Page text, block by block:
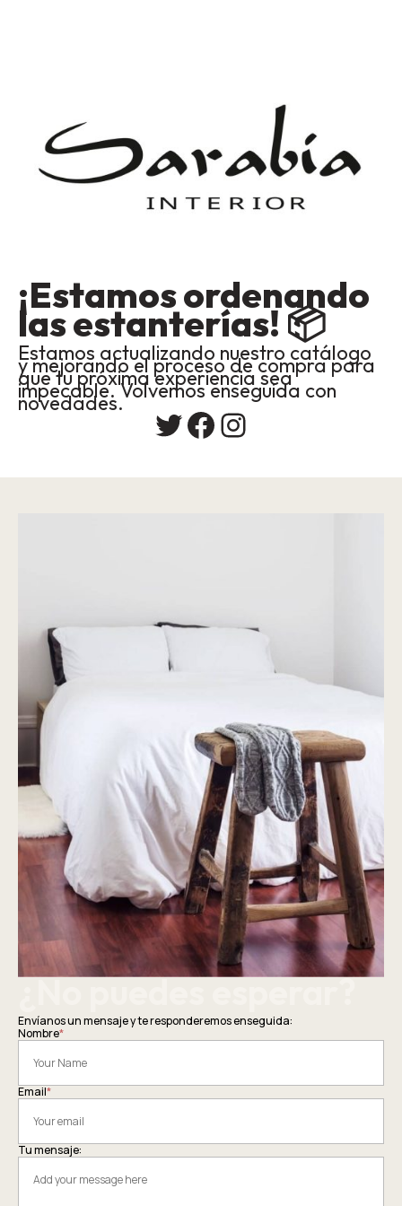
¡Estamos ordenando
las estanterías! 📦
Estamos actualizando nuestro catálogo
y mejorando el proceso de compra para
que tu próxima experiencia sea
impecable. Volvemos enseguida con
novedades.
TwitterFacebookInstagram
¿No puedes esperar?
Envíanos un mensaje y te responderemos enseguida:
Nombre*
Email*
Tu mensaje: